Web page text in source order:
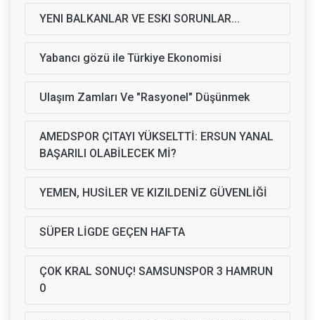
YENI BALKANLAR VE ESKI SORUNLAR...
Yabancı gözü ile Türkiye Ekonomisi
Ulaşım Zamları Ve "Rasyonel" Düşünmek
AMEDSPOR ÇITAYI YÜKSELTTİ: ERSUN YANAL
BAŞARILI OLABİLECEK Mİ?
YEMEN, HUSİLER VE KIZILDENİZ GÜVENLİĞİ
SÜPER LİGDE GEÇEN HAFTA
ÇOK KRAL SONUÇ! SAMSUNSPOR 3 HAMRUN
0